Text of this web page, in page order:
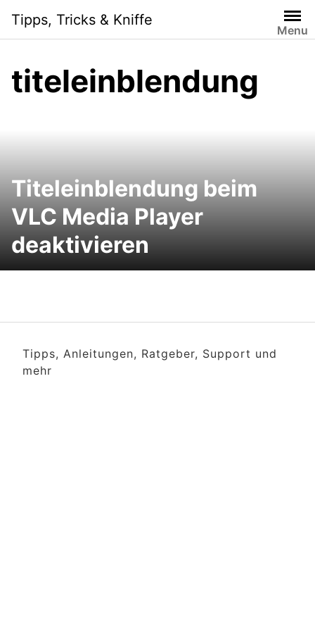
content
Tipps, Tricks & Kniffe
Menu
titeleinblendung
Titeleinblendung beim
VLC Media Player
deaktivieren
Tipps, Anleitungen, Ratgeber, Support und
mehr